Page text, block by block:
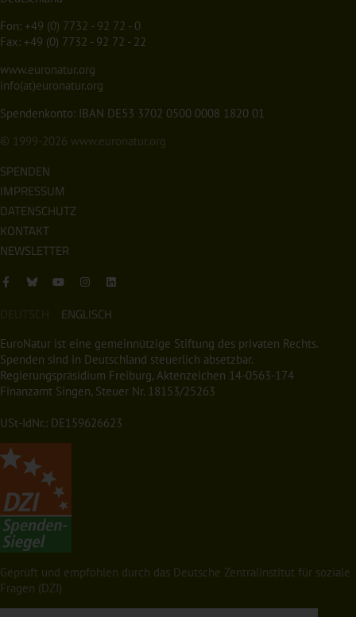
Fon: +49 (0) 7732 - 92 72 - 0
Fax: +49 (0) 7732 - 92 72 - 22
www.euronatur.org
info(at)euronatur.org
Spendenkonto: IBAN DE53 3702 0500 0008 1820 01
© 1999-2026 www.euronatur.org
SPENDEN
IMPRESSUM
DATENSCHUTZ
KONTAKT
NEWSLETTER
DEUTSCH ENGLISCH
EuroNatur ist eine gemeinnützige Stiftung des privaten Rechts.
Spenden sind in Deutschland steuerlich absetzbar.
Regierungspräsidium Freiburg, Aktenzeichen 14-0563-174
Finanzamt Singen, Steuer Nr. 18153/25263
USt-IdNr.: DE159626623
Geprüft und empfohlen durch das Deutsche Zentralinstitut für soziale
Fragen (DZI)